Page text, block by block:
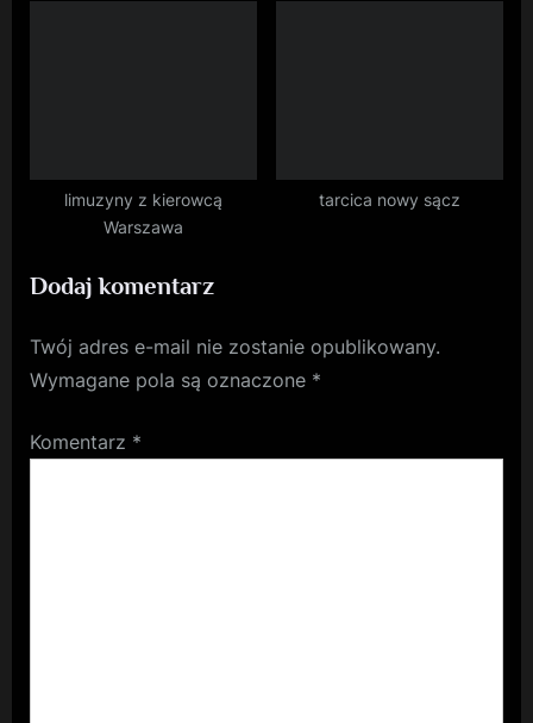
limuzyny z kierowcą
Warszawa
tarcica nowy sącz
Dodaj komentarz
Twój adres e-mail nie zostanie opublikowany.
Wymagane pola są oznaczone *
Komentarz *